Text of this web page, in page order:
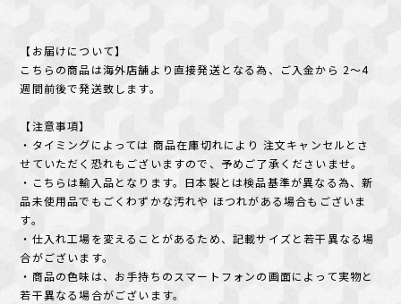
【お届けについて】
こちらの商品は海外店舗より直接発送となる為、ご入金から 2～4
週間前後で発送致します。
【注意事項】
・タイミングによっては 商品在庫切れにより 注文キャンセルとさ
せていただく恐れもございますので、予めご了承くださいませ。
・こちらは輸入品となります。日本製とは検品基準が異なる為、新
品未使用品でもごくわずかな汚れや ほつれがある場合もございま
す。
・仕入れ工場を変えることがあるため、記載サイズと若干異なる場
合がございます。
・商品の色味は、お手持ちのスマートフォンの画面によって実物と
若干異なる場合がございます。